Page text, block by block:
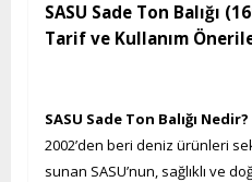
SASU Sade Ton Balığı
Tarif ve Kullanım
SASU Sade Ton Balığı Nedir?
2002’den beri deniz ürünleri
sunan SASU’nun, sağlıklı ve